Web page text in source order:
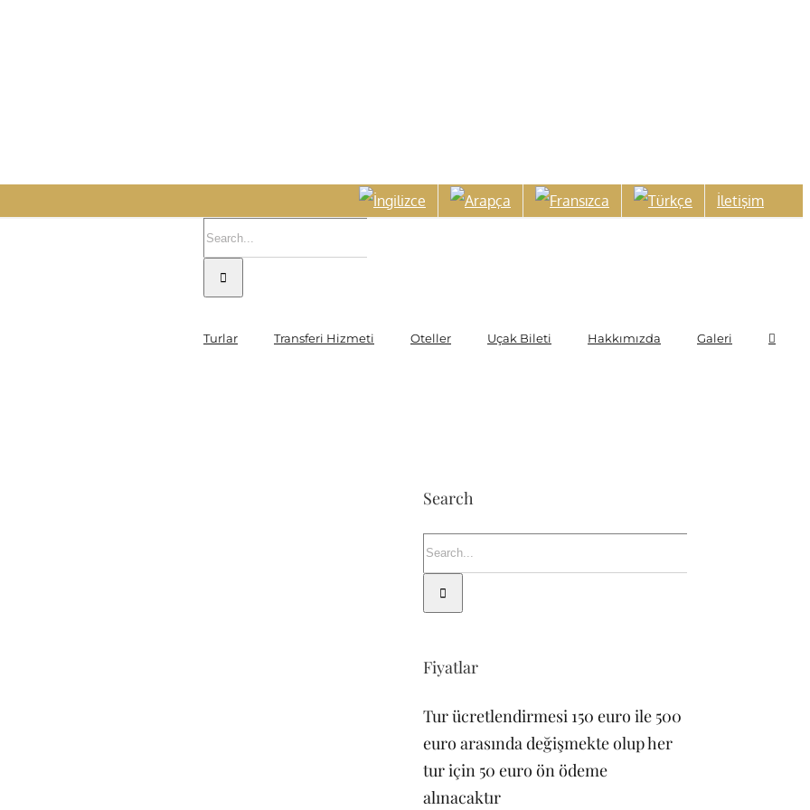
İletişim
Search
for:
Turlar Transferi Hizmeti Oteller Uçak Bileti Hakkımızda Galeri
Search
Search
for:
Fiyatlar
Tur ücretlendirmesi 150 euro ile 500
euro arasında değişmekte olup her
tur için 50 euro ön ödeme
alınacaktır